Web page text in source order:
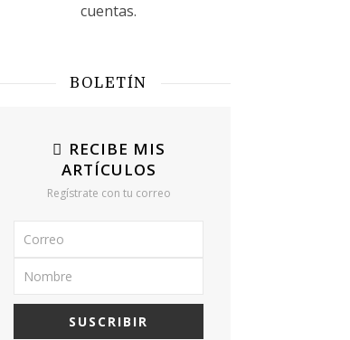
cuentas.
BOLETÍN
RECIBE MIS
ARTÍCULOS
Regístrate con tu correo